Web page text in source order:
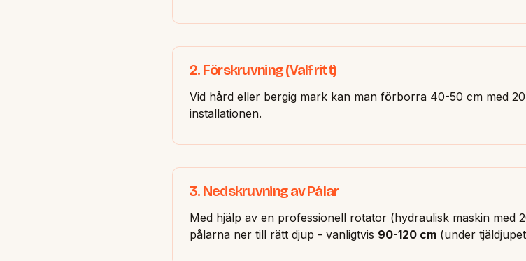
2. Förskruvning (Valfritt)
Vid hård eller bergig mark kan man förborra 40-50 cm med
installationen.
3. Nedskruvning av Pålar
Med hjälp av en professionell rotator (hydraulisk maskin med
pålarna ner till rätt djup - vanligtvis 90-120 cm (under